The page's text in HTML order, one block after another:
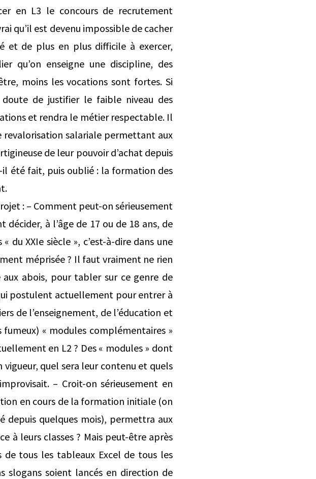
en L3 le concours de recrutement
qu’il est devenu impossible de cacher
et de plus en plus difficile à exercer,
qu’on enseigne une discipline, des
moins les vocations sont fortes. Si
de justifier le faible niveau des
et rendra le métier respectable. Il
revalorisation salariale permettant aux
de leur pouvoir d’achat depuis
été fait, puis oublié : la formation des
: – Comment peut-on sérieusement
à l’âge de 17 ou de 18 ans, de
du XXIe siècle », c’est-à-dire dans une
méprisée ? Il faut vraiment ne rien
abois, pour tabler sur ce genre de
postulent actuellement pour entrer à
de l’enseignement, de l’éducation et
« modules complémentaires »
en L2 ? Des « modules » dont
vigueur, quel sera leur contenu et quels
– Croit-on sérieusement en
en cours de la formation initiale (on
depuis quelques mois), permettra aux
à leurs classes ? Mais peut-être après
tous les tableaux Excel de tous les
slogans soient lancés en direction de